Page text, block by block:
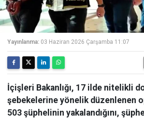
Yayınlanma: 03 Haziran 2026 Çarşamba 11:07
İçişleri Bakanlığı, 17 ilde nitelikli
şebekelerine yönelik düzenlenen
503 şüphelinin yakalandığını,